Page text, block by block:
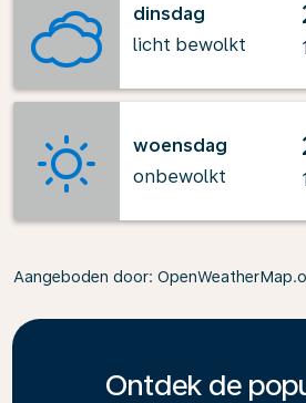
dinsdag
licht bewolkt
woensdag
onbewolkt
Aangeboden door:
Ontdek de